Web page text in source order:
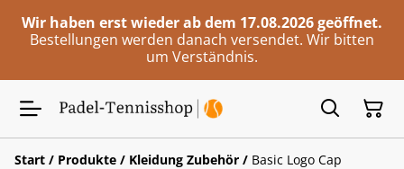
Wir haben erst wieder ab dem 17.08.2026 geöffnet.
Bestellungen werden danach versendet. Wir bitten
um Verständnis.
Start / Produkte / Kleidung Zubehör / Basic Logo Cap